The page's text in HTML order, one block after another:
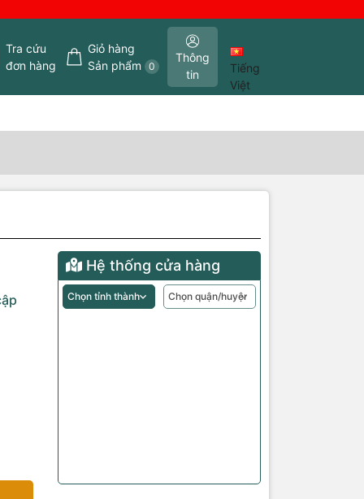
Tra cứu
đơn hàng
Giỏ hàng
Sản phẩm 0
Thông
tin
Tiếng
Việt
Hệ thống cửa hàng